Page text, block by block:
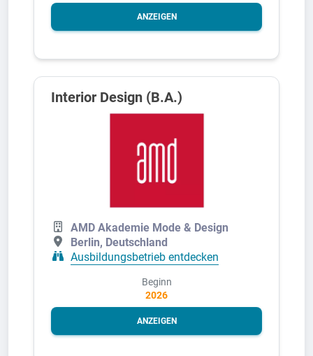
ANZEIGEN
Interior Design (B.A.)
AMD Akademie Mode & Design
Berlin, Deutschland
Ausbildungsbetrieb entdecken
Beginn
2026
ANZEIGEN